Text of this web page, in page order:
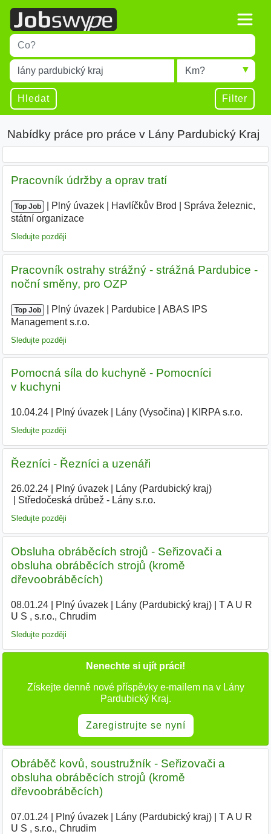
Title
Type 1 or more characters for results.
Místo
Type 1 or more characters for results.
Radius
Hledat Filter
Nabídky práce pro práce v Lány Pardubický Kraj
Pracovník údržby a oprav tratí
Top Job Plný úvazek Havlíčkův Brod
Správa železnic,
státní organizace
Sledujte později
Pracovník ostrahy strážný - strážná Pardubice -
noční směny, pro OZP
Top Job Plný úvazek Pardubice
ABAS IPS
Management s.r.o.
Sledujte později
Pomocná síla do kuchyně - Pomocníci
v kuchyni
10.04.24| Plný úvazek| Lány (Vysočina)| KIRPA s.r.o.
Sledujte později
Řezníci - Řezníci a uzenáři
26.02.24| Plný úvazek| Lány (Pardubický kraj)|
Středočeská drůbež - Lány s.r.o.
Sledujte později
Obsluha obráběcích strojů - Seřizovači a
obsluha obráběcích strojů (kromě
dřevoobráběcích)
08.01.24| Plný úvazek| Lány (Pardubický kraj)|
T A U R
U S , s.r.o., Chrudim|
Sledujte později
Nenechte si ujít práci!
Získejte denně nové příspěvky e-mailem na v Lány
Pardubický Kraj.
Zaregistrujte se nyní
Obráběč kovů, soustružník - Seřizovači a
obsluha obráběcích strojů (kromě
dřevoobráběcích)
07.01.24| Plný úvazek| Lány (Pardubický kraj)|
T A U R
U S , s.r.o., Chrudim|